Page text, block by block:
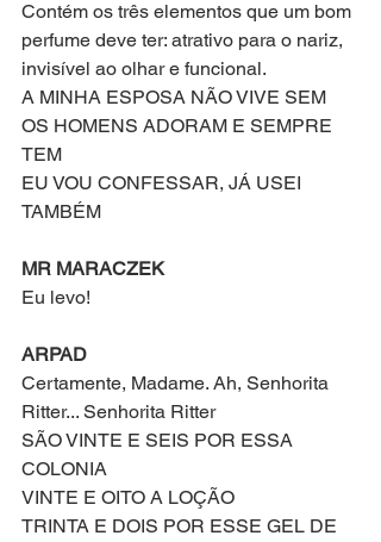
Contém os três elementos que um bom
perfume deve ter: atrativo para o nariz,
invisível ao olhar e funcional.
A MINHA ESPOSA NÃO VIVE SEM
OS HOMENS ADORAM E SEMPRE
TEM
EU VOU CONFESSAR, JÁ USEI
TAMBÉM
MR MARACZEK
Eu levo!
ARPAD
Certamente, Madame. Ah, Senhorita
Ritter... Senhorita Ritter
SÃO VINTE E SEIS POR ESSA
COLONIA
VINTE E OITO A LOÇÃO
TRINTA E DOIS POR ESSE GEL DE